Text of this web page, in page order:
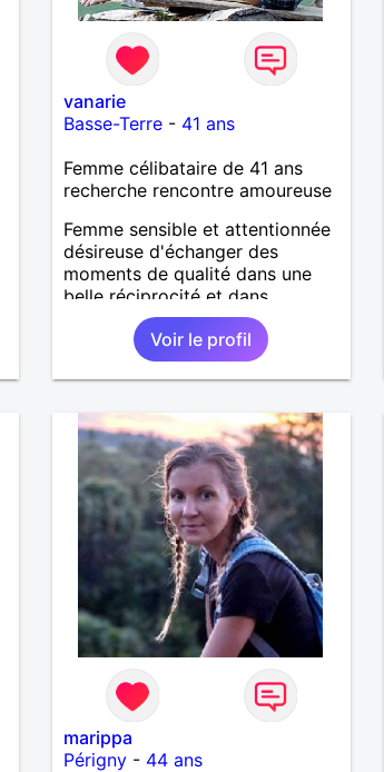
vanarie
Basse-Terre- 41 ans
Femme célibataire de 41 ans
recherche rencontre amoureuse
Femme sensible et attentionnée
désireuse d'échanger des
moments de qualité dans une
belle réciprocité et dans
l'authenticité.
Voir le profil
marippa
Périgny- 44 ans